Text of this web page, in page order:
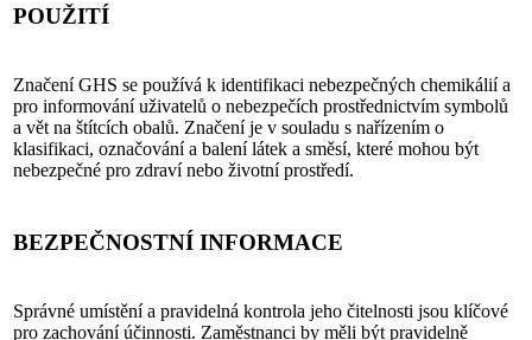
POUŽITÍ
Značení GHS se používá k identifikaci nebezpečných chemikálií a
pro informování uživatelů o nebezpečích prostřednictvím symbolů
a vět na štítcích obalů. Značení je v souladu s nařízením o
klasifikaci, označování a balení látek a směsí, které mohou být
nebezpečné pro zdraví nebo životní prostředí.
BEZPEČNOSTNÍ INFORMACE
Správné umístění a pravidelná kontrola jeho čitelnosti jsou klíčové
pro zachování účinnosti. Zaměstnanci by měli být pravidelně